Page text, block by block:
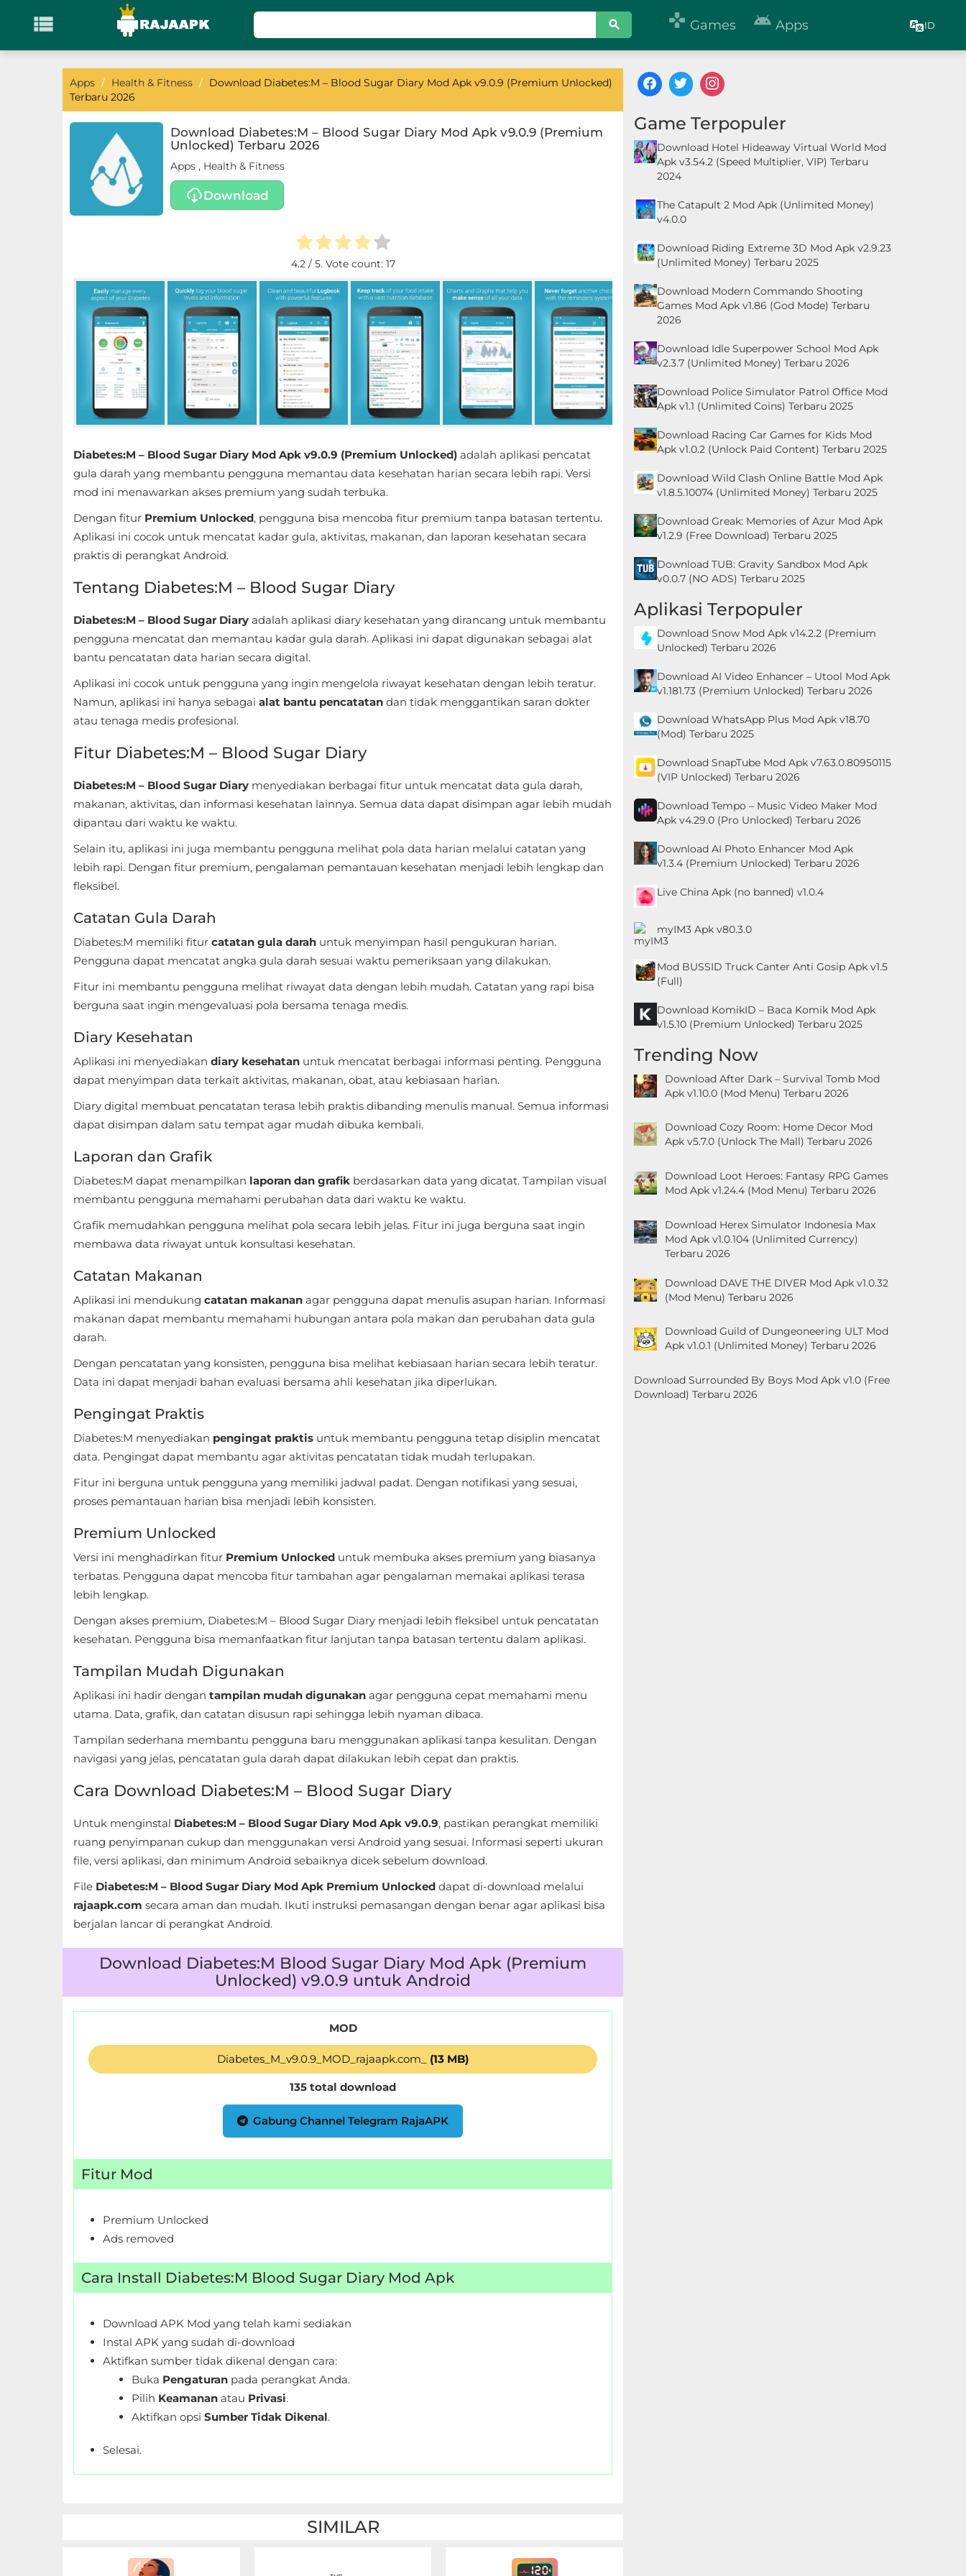
  Games  Apps ID
KATEGORI
Games
Simulation
Standalone
Reference
Communication
Entertainment
Personalisasi
Apps / Health & Fitness / Download Diabetes:M – Blood Sugar Diary Mod Apk v9.0.9 (Premium Unlocked)
Terbaru 2026
Download Diabetes:M – Blood Sugar Diary Mod Apk v9.0.9 (Premium
Unlocked) Terbaru 2026
Apps , Health & Fitness
Download
4.2/ 5. Vote count: 17
Diabetes:M – Blood Sugar Diary Mod Apk v9.0.9 (Premium Unlocked) adalah aplikasi pencatat
gula darah yang membantu pengguna memantau data kesehatan harian secara lebih rapi. Versi
mod ini menawarkan akses premium yang sudah terbuka.
Dengan fitur Premium Unlocked, pengguna bisa mencoba fitur premium tanpa batasan tertentu.
Aplikasi ini cocok untuk mencatat kadar gula, aktivitas, makanan, dan laporan kesehatan secara
praktis di perangkat Android.
Tentang Diabetes:M – Blood Sugar Diary
Diabetes:M – Blood Sugar Diary adalah aplikasi diary kesehatan yang dirancang untuk membantu
pengguna mencatat dan memantau kadar gula darah. Aplikasi ini dapat digunakan sebagai alat
bantu pencatatan data harian secara digital.
Aplikasi ini cocok untuk pengguna yang ingin mengelola riwayat kesehatan dengan lebih teratur.
Namun, aplikasi ini hanya sebagai alat bantu pencatatan dan tidak menggantikan saran dokter
atau tenaga medis profesional.
Fitur Diabetes:M – Blood Sugar Diary
Diabetes:M – Blood Sugar Diary menyediakan berbagai fitur untuk mencatat data gula darah,
makanan, aktivitas, dan informasi kesehatan lainnya. Semua data dapat disimpan agar lebih mudah
dipantau dari waktu ke waktu.
Selain itu, aplikasi ini juga membantu pengguna melihat pola data harian melalui catatan yang
lebih rapi. Dengan fitur premium, pengalaman pemantauan kesehatan menjadi lebih lengkap dan
fleksibel.
Catatan Gula Darah
Diabetes:M memiliki fitur catatan gula darah untuk menyimpan hasil pengukuran harian.
Pengguna dapat mencatat angka gula darah sesuai waktu pemeriksaan yang dilakukan.
Fitur ini membantu pengguna melihat riwayat data dengan lebih mudah. Catatan yang rapi bisa
berguna saat ingin mengevaluasi pola bersama tenaga medis.
Diary Kesehatan
Aplikasi ini menyediakan diary kesehatan untuk mencatat berbagai informasi penting. Pengguna
dapat menyimpan data terkait aktivitas, makanan, obat, atau kebiasaan harian.
Diary digital membuat pencatatan terasa lebih praktis dibanding menulis manual. Semua informasi
dapat disimpan dalam satu tempat agar mudah dibuka kembali.
Laporan dan Grafik
Diabetes:M dapat menampilkan laporan dan grafik berdasarkan data yang dicatat. Tampilan visual
membantu pengguna memahami perubahan data dari waktu ke waktu.
Grafik memudahkan pengguna melihat pola secara lebih jelas. Fitur ini juga berguna saat ingin
membawa data riwayat untuk konsultasi kesehatan.
Catatan Makanan
Aplikasi ini mendukung catatan makanan agar pengguna dapat menulis asupan harian. Informasi
makanan dapat membantu memahami hubungan antara pola makan dan perubahan data gula
darah.
Dengan pencatatan yang konsisten, pengguna bisa melihat kebiasaan harian secara lebih teratur.
Data ini dapat menjadi bahan evaluasi bersama ahli kesehatan jika diperlukan.
Pengingat Praktis
Diabetes:M menyediakan pengingat praktis untuk membantu pengguna tetap disiplin mencatat
data. Pengingat dapat membantu agar aktivitas pencatatan tidak mudah terlupakan.
Fitur ini berguna untuk pengguna yang memiliki jadwal padat. Dengan notifikasi yang sesuai,
proses pemantauan harian bisa menjadi lebih konsisten.
Premium Unlocked
Versi ini menghadirkan fitur Premium Unlocked untuk membuka akses premium yang biasanya
terbatas. Pengguna dapat mencoba fitur tambahan agar pengalaman memakai aplikasi terasa
lebih lengkap.
Dengan akses premium, Diabetes:M – Blood Sugar Diary menjadi lebih fleksibel untuk pencatatan
kesehatan. Pengguna bisa memanfaatkan fitur lanjutan tanpa batasan tertentu dalam aplikasi.
Tampilan Mudah Digunakan
Aplikasi ini hadir dengan tampilan mudah digunakan agar pengguna cepat memahami menu
utama. Data, grafik, dan catatan disusun rapi sehingga lebih nyaman dibaca.
Tampilan sederhana membantu pengguna baru menggunakan aplikasi tanpa kesulitan. Dengan
navigasi yang jelas, pencatatan gula darah dapat dilakukan lebih cepat dan praktis.
Cara Download Diabetes:M – Blood Sugar Diary
Untuk menginstal Diabetes:M – Blood Sugar Diary Mod Apk v9.0.9, pastikan perangkat memiliki
ruang penyimpanan cukup dan menggunakan versi Android yang sesuai. Informasi seperti ukuran
file, versi aplikasi, dan minimum Android sebaiknya dicek sebelum download.
File Diabetes:M – Blood Sugar Diary Mod Apk Premium Unlocked dapat di-download melalui
rajaapk.com secara aman dan mudah. Ikuti instruksi pemasangan dengan benar agar aplikasi bisa
berjalan lancar di perangkat Android.
Download Diabetes:M Blood Sugar Diary Mod Apk (Premium
Unlocked) v9.0.9 untuk Android
MOD
Diabetes_M_v9.0.9_MOD_rajaapk.com_ (13 MB)
135 total download
Gabung Channel Telegram RajaAPK
Fitur Mod
Premium Unlocked
Ads removed
Cara Install Diabetes:M Blood Sugar Diary Mod Apk
Download APK Mod yang telah kami sediakan
Instal APK yang sudah di-download
Aktifkan sumber tidak dikenal dengan cara:
Buka Pengaturan pada perangkat Anda.
Pilih Keamanan atau Privasi.
Aktifkan opsi Sumber Tidak Dikenal.
Selesai.
SIMILAR
Game Terpopuler
Download Hotel Hideaway Virtual World Mod
Apk v3.54.2 (Speed Multiplier, VIP) Terbaru
2024
The Catapult 2 Mod Apk (Unlimited Money)
v4.0.0
Download Riding Extreme 3D Mod Apk v2.9.23
(Unlimited Money) Terbaru 2025
Download Modern Commando Shooting
Games Mod Apk v1.86 (God Mode) Terbaru
2026
Download Idle Superpower School Mod Apk
v2.3.7 (Unlimited Money) Terbaru 2026
Download Police Simulator Patrol Office Mod
Apk v1.1 (Unlimited Coins) Terbaru 2025
Download Racing Car Games for Kids Mod
Apk v1.0.2 (Unlock Paid Content) Terbaru 2025
Download Wild Clash Online Battle Mod Apk
v1.8.5.10074 (Unlimited Money) Terbaru 2025
Download Greak: Memories of Azur Mod Apk
v1.2.9 (Free Download) Terbaru 2025
Download TUB: Gravity Sandbox Mod Apk
v0.0.7 (NO ADS) Terbaru 2025
Aplikasi Terpopuler
Download Snow Mod Apk v14.2.2 (Premium
Unlocked) Terbaru 2026
Download AI Video Enhancer – Utool Mod Apk
v1.181.73 (Premium Unlocked) Terbaru 2026
Download WhatsApp Plus Mod Apk v18.70
(Mod) Terbaru 2025
Download SnapTube Mod Apk v7.63.0.80950115
(VIP Unlocked) Terbaru 2026
Download Tempo – Music Video Maker Mod
Apk v4.29.0 (Pro Unlocked) Terbaru 2026
Download AI Photo Enhancer Mod Apk
v1.3.4 (Premium Unlocked) Terbaru 2026
Live China Apk (no banned) v1.0.4
myIM3 Apk v80.3.0
Mod BUSSID Truck Canter Anti Gosip Apk v1.5
(Full)
Download KomikID – Baca Komik Mod Apk
v1.5.10 (Premium Unlocked) Terbaru 2025
Trending Now
Download After Dark – Survival Tomb Mod
Apk v1.10.0 (Mod Menu) Terbaru 2026
Download Cozy Room: Home Decor Mod
Apk v5.7.0 (Unlock The Mall) Terbaru 2026
Download Loot Heroes: Fantasy RPG Games
Mod Apk v1.24.4 (Mod Menu) Terbaru 2026
Download Herex Simulator Indonesia Max
Mod Apk v1.0.104 (Unlimited Currency)
Terbaru 2026
Download DAVE THE DIVER Mod Apk v1.0.32
(Mod Menu) Terbaru 2026
Download Guild of Dungeoneering ULT Mod
Apk v1.0.1 (Unlimited Money) Terbaru 2026
Download Surrounded By Boys Mod Apk v1.0 (Free
Download) Terbaru 2026